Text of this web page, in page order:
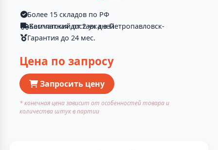
Более 15 складов по РФ
Бесплатная доставка в Петропавловск-Камчатский от 2-ух дней
Гарантия до 24 мес.
Цена по запросу
Запросить цену
* конечная цена зависит от особенностей товара и
количества штук в партии